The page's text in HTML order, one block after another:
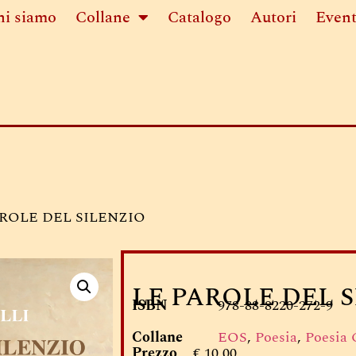
siamo Collane Catalogo Autori
DEL SILENZIO
LE PAROLE DEL
ISBN
978-88-8220-272-9
Collane
EOS, Poesia, Poesia